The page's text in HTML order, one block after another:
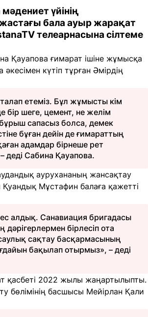
үйінің
бала ауыр жарақат
телеарнасына сілтеме
Қауапова ғимарат ішіне жұмысқа
күтіп тұрған Әмірдің
етеміз. Бұл жұмысты кім
бір шеге, цемент, не желім
сапасыз болса, демек
бұған дейін де ғимараттың
адамдар бірнеше рет
деді Сабина Қауапова.
аурухананың жансақтау
Мұстафин балаға қажетті
алдық. Санавиация бригадасы
дәрігерлермен бірлесіп ота
сақтау басқармасының
бақылап отырмыз», – деді
қасбеті 2022 жылы жаңартылыпты.
бөлімінің басшысы Мейірлан Қали